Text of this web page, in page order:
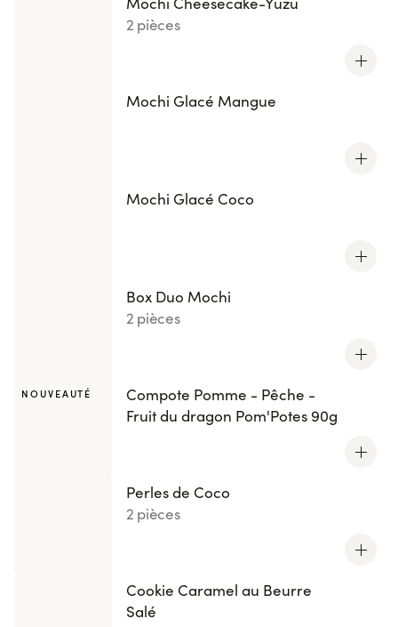
2 pièces
Mochi Glacé Mangue
Mochi Glacé Coco
Box Duo Mochi
2 pièces
NOUVEAUTÉ
Compote Pomme - Pêche -
Fruit du dragon Pom'Potes 90g
Perles de Coco
2 pièces
Cookie Caramel au Beurre
Salé